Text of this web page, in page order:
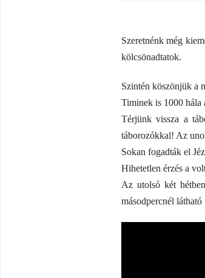
Szeretnénk még
kölcsönadtatok.
Szintén köszönjük a
Timinek is 1000 hála
Térjünk vissza a
táborozókkal! Az
Sokan fogadták el
Hihetetlen érzés a
Az utolsó két
másodpercnél látható